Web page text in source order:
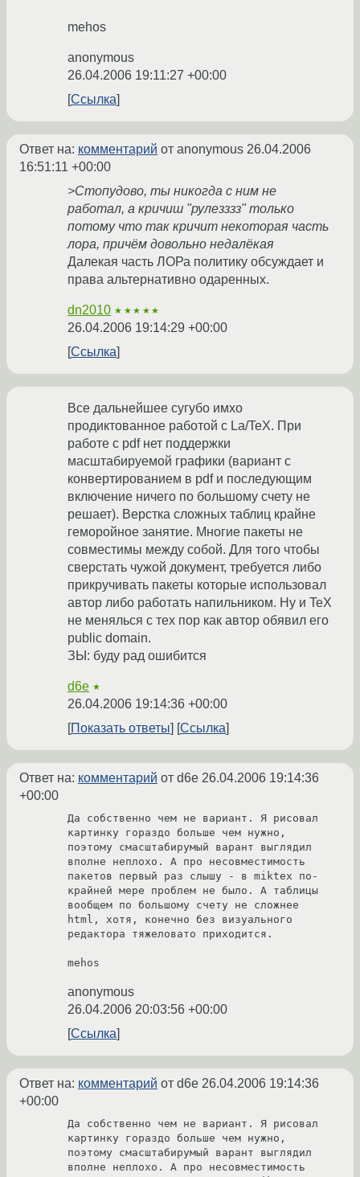
mehos
anonymous
26.04.2006 19:11:27 +00:00
Ссылка
Ответ на: комментарий от anonymous 26.04.2006
16:51:11 +00:00
>Стопудово, ты никогда с ним не
работал, а кричиш "рулезззз" только
потому что так кричит некоторая часть
лора, причём довольно недалёкая
Далекая часть ЛОРа политику обсуждает и
права альтернативно одаренных.
dn2010 ★★★★★
26.04.2006 19:14:29 +00:00
Ссылка
Все дальнейшее сугубо имхо
продиктованное работой с La/TeX. При
работе с pdf нет поддержки
масштабируемой графики (вариант с
конвертированием в pdf и последующим
включение ничего по большому счету не
решает). Верстка сложных таблиц крайне
геморойное занятие. Многие пакеты не
совместимы между собой. Для того чтобы
сверстать чужой документ, требуется либо
прикручивать пакеты которые использовал
автор либо работать напильником. Ну и TeX
не менялься с тех пор как автор обявил его
public domain.
ЗЫ: буду рад ошибится
d6e ★
26.04.2006 19:14:36 +00:00
Показать ответы
Ссылка
Ответ на: комментарий от d6e 26.04.2006 19:14:36
+00:00
Да собственно чем не вариант. Я рисовал
картинку гораздо больше чем нужно,
поэтому смасштабирумый варант выглядил
вполне неплохо. А про несовместимость
пакетов первый раз слышу - в miktex по-
крайней мере проблем не было. А таблицы
вообщем по большому счету не сложнее
html, хотя, конечно без визуального
редактора тяжеловато приходится.
mehos
anonymous
26.04.2006 20:03:56 +00:00
Ссылка
Ответ на: комментарий от d6e 26.04.2006 19:14:36
+00:00
Да собственно чем не вариант. Я рисовал
картинку гораздо больше чем нужно,
поэтому смасштабирумый варант выглядил
вполне неплохо. А про несовместимость